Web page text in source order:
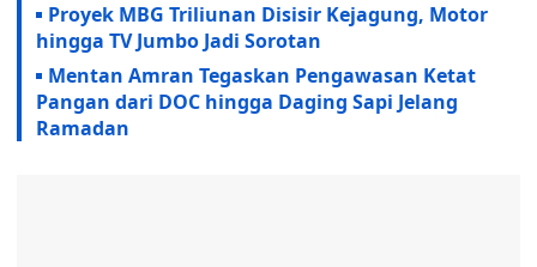
Proyek MBG Triliunan Disisir Kejagung, Motor
hingga TV Jumbo Jadi Sorotan
Mentan Amran Tegaskan Pengawasan Ketat
Pangan dari DOC hingga Daging Sapi Jelang
Ramadan